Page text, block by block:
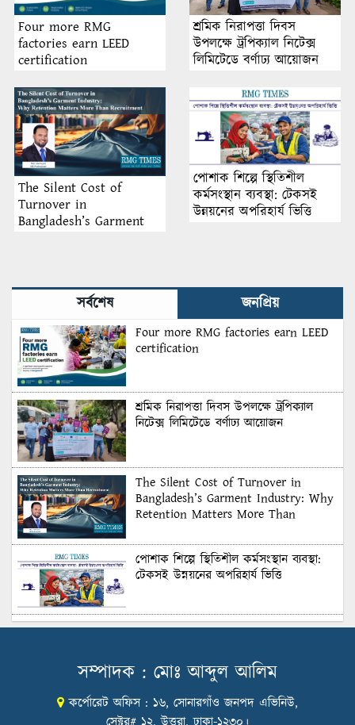
Four more RMG
factories earn LEED
certification
শ্রমিক নিরাপত্তা দিবস
উপলক্ষে ট্রপিক্যাল নিটেক্স
লিমিটেডে বর্ণাঢ্য আয়োজন
The Silent Cost of
Turnover in
Bangladesh’s Garment
পোশাক শিল্পে স্থিতিশীল
কর্মসংস্থান ব্যবস্থা: টেকসই
উন্নয়নের অপরিহার্য ভিত্তি
সর্বশেষ জনপ্রিয়
Four more RMG factories earn LEED
certification
শ্রমিক নিরাপত্তা দিবস উপলক্ষে ট্রপিক্যাল
নিটেক্স লিমিটেডে বর্ণাঢ্য আয়োজন
The Silent Cost of Turnover in
Bangladesh’s Garment Industry: Why
Retention Matters More Than
পোশাক শিল্পে স্থিতিশীল কর্মসংস্থান ব্যবস্থা:
টেকসই উন্নয়নের অপরিহার্য ভিত্তি
শুল্কের দেয়াল ভাঙার সুযোগ: মার্কিন বাজারে
Honoring Excellence: Texstream
Fashion Ltd. Rewards Best Workers–
সম্পাদক : মোঃ আব্দুল আলিম
কর্পোরেট অফিস : ১৬, সোনারগাঁও জনপদ এভিনিউ,